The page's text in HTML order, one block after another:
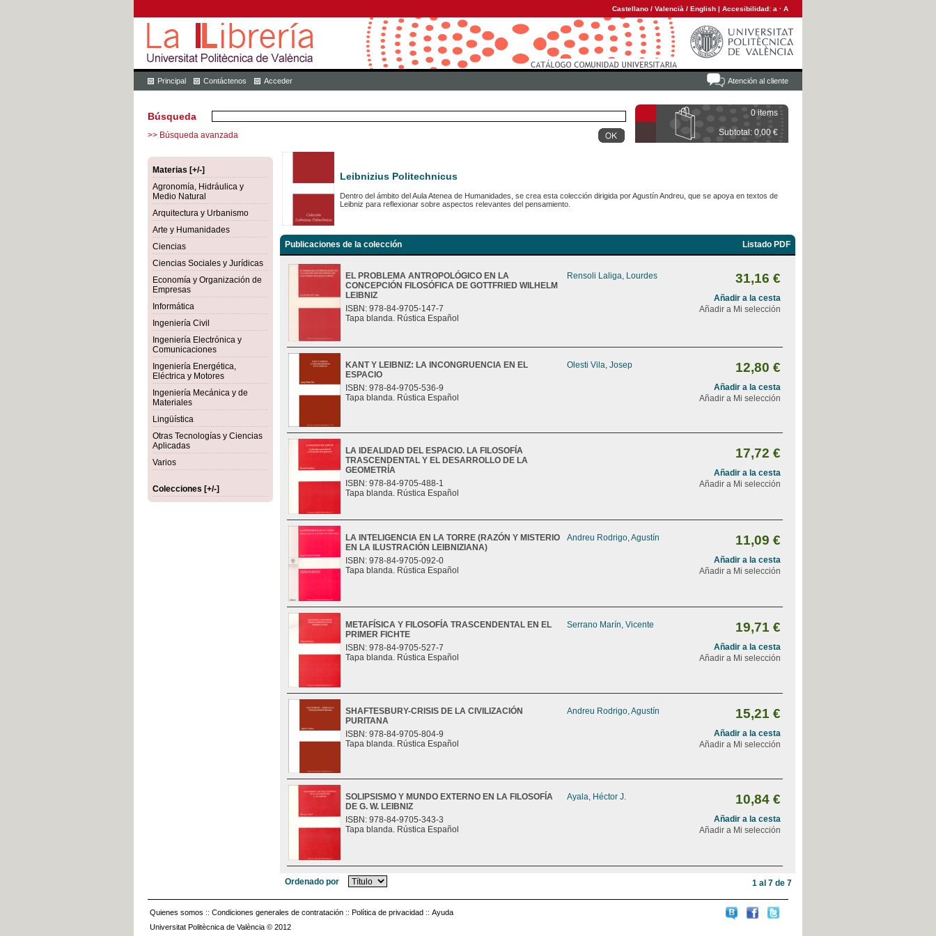
Castellano / Valencià / English | Accesibilidad: a · A
Atención al cliente
Principal Contáctenos Acceder
0 items
Subtotal: 0,00 €
Búsqueda
>> Búsqueda avanzada
Materias [+/-]
Agronomía, Hidráulica y
Medio Natural
Arquitectura y Urbanismo
Arte y Humanidades
Ciencias
Ciencias Sociales y Jurídicas
Economía y Organización de
Empresas
Informática
Ingeniería Civil
Ingeniería Electrónica y
Comunicaciones
Ingeniería Energética,
Eléctrica y Motores
Ingeniería Mecánica y de
Materiales
Lingüística
Otras Tecnologías y Ciencias
Aplicadas
Varios
Colecciones [+/-]
Leibnizius Politechnicus
Dentro del ámbito del Aula Atenea de Humanidades, se crea esta colección dirigida por Agustín Andreu, que se apoya en textos de
Leibniz para reflexionar sobre aspectos relevantes del pensamiento.
Publicaciones de la colección Listado PDF
EL PROBLEMA ANTROPOLÓGICO EN LA
CONCEPCIÓN FILOSÓFICA DE GOTTFRIED WILHELM
LEIBNIZ
ISBN: 978-84-9705-147-7
Tapa blanda. Rústica Español
Rensoli Laliga, Lourdes 31,16 €
Añadir a la cesta
Añadir a Mi selección
KANT Y LEIBNIZ: LA INCONGRUENCIA EN EL
ESPACIO
ISBN: 978-84-9705-536-9
Tapa blanda. Rústica Español
Olesti Vila, Josep 12,80 €
Añadir a la cesta
Añadir a Mi selección
LA IDEALIDAD DEL ESPACIO. LA FILOSOFÍA
TRASCENDENTAL Y EL DESARROLLO DE LA
GEOMETRÍA
ISBN: 978-84-9705-488-1
Tapa blanda. Rústica Español
17,72 €
Añadir a la cesta
Añadir a Mi selección
LA INTELIGENCIA EN LA TORRE (RAZÓN Y MISTERIO
EN LA ILUSTRACIÓN LEIBNIZIANA)
ISBN: 978-84-9705-092-0
Tapa blanda. Rústica Español
Andreu Rodrigo, Agustín 11,09 €
Añadir a la cesta
Añadir a Mi selección
METAFÍSICA Y FILOSOFÍA TRASCENDENTAL EN EL
PRIMER FICHTE
ISBN: 978-84-9705-527-7
Tapa blanda. Rústica Español
Serrano Marín, Vicente 19,71 €
Añadir a la cesta
Añadir a Mi selección
SHAFTESBURY-CRISIS DE LA CIVILIZACIÓN
PURITANA
ISBN: 978-84-9705-804-9
Tapa blanda. Rústica Español
Andreu Rodrigo, Agustín 15,21 €
Añadir a la cesta
Añadir a Mi selección
SOLIPSISMO Y MUNDO EXTERNO EN LA FILOSOFÍA
DE G. W. LEIBNIZ
ISBN: 978-84-9705-343-3
Tapa blanda. Rústica Español
Ayala, Héctor J. 10,84 €
Añadir a la cesta
Añadir a Mi selección
Ordenado por 1 al 7 de 7
Quienes somos :: Condiciones generales de contratación :: Política de privacidad :: Ayuda
Universitat Politècnica de València © 2012